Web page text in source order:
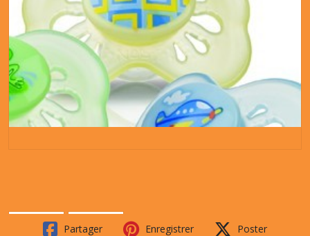
Partager Enregistrer Poster